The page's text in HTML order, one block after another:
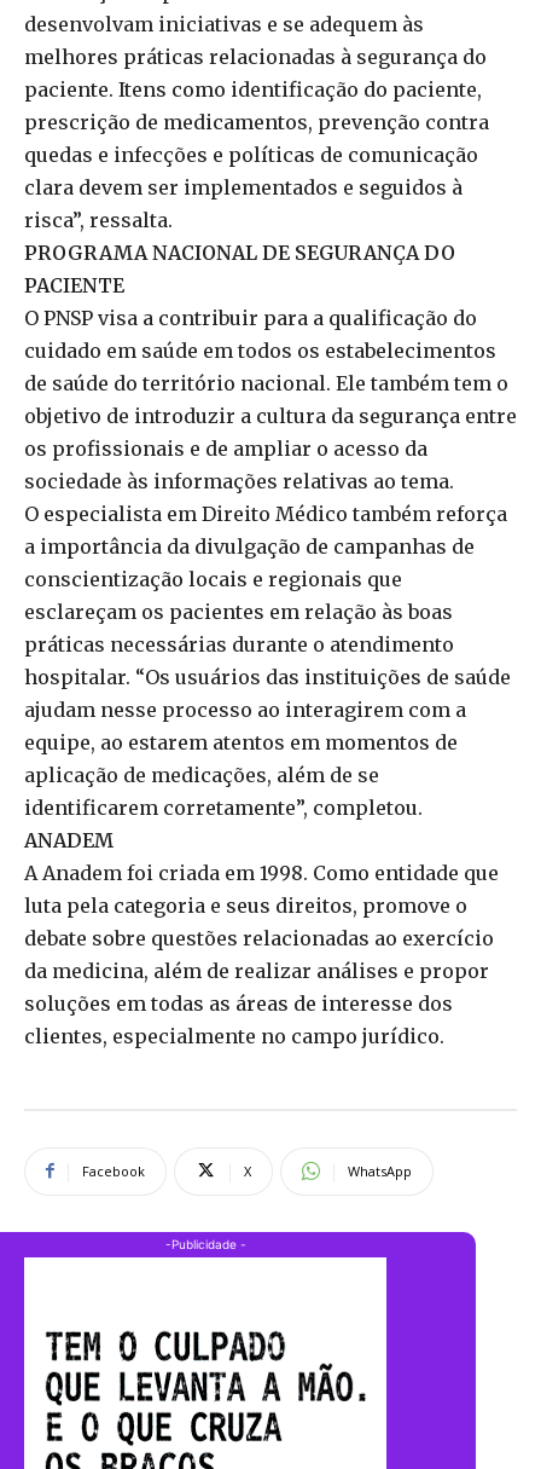
desenvolvam iniciativas e se adequem às
melhores práticas relacionadas à segurança do
paciente. Itens como identificação do paciente,
prescrição de medicamentos, prevenção contra
quedas e infecções e políticas de comunicação
clara devem ser implementados e seguidos à
risca”, ressalta.
PROGRAMA NACIONAL DE SEGURANÇA DO
PACIENTE
O PNSP visa a contribuir para a qualificação do
cuidado em saúde em todos os estabelecimentos
de saúde do território nacional. Ele também tem o
objetivo de introduzir a cultura da segurança entre
os profissionais e de ampliar o acesso da
sociedade às informações relativas ao tema.
O especialista em Direito Médico também reforça
a importância da divulgação de campanhas de
conscientização locais e regionais que
esclareçam os pacientes em relação às boas
práticas necessárias durante o atendimento
hospitalar. “Os usuários das instituições de saúde
ajudam nesse processo ao interagirem com a
equipe, ao estarem atentos em momentos de
aplicação de medicações, além de se
identificarem corretamente”, completou.
ANADEM
A Anadem foi criada em 1998. Como entidade que
luta pela categoria e seus direitos, promove o
debate sobre questões relacionadas ao exercício
da medicina, além de realizar análises e propor
soluções em todas as áreas de interesse dos
clientes, especialmente no campo jurídico.
Facebook X WhatsApp
-Publicidade -